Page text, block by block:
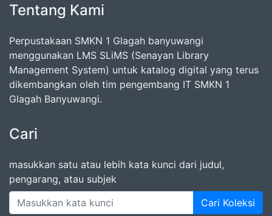
Tentang Kami
Perpustakaan SMKN 1 Glagah banyuwangi
menggunakan LMS SLiMS (Senayan Library
Management System) untuk katalog digital yang terus
dikembangkan oleh tim pengembang IT SMKN 1
Glagah Banyuwangi.
Cari
masukkan satu atau lebih kata kunci dari judul,
pengarang, atau subjek
Cari Koleksi